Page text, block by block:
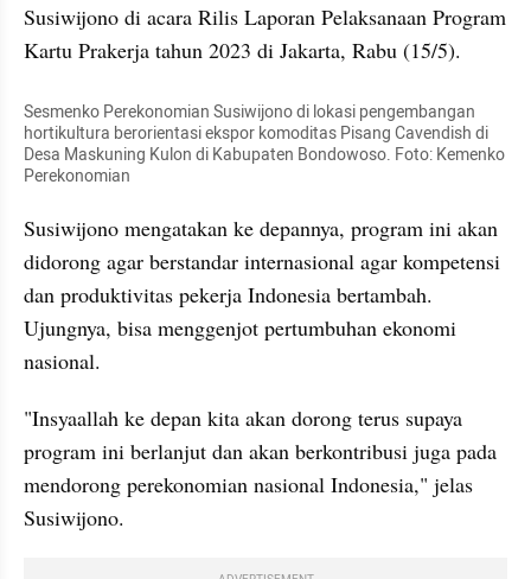
Susiwijono di acara Rilis Laporan Pelaksanaan Program
Kartu Prakerja tahun 2023 di Jakarta, Rabu (15/5).
Sesmenko Perekonomian Susiwijono di lokasi pengembangan
hortikultura berorientasi ekspor komoditas Pisang Cavendish di
Desa Maskuning Kulon di Kabupaten Bondowoso. Foto: Kemenko
Perekonomian
Susiwijono mengatakan ke depannya, program ini akan
didorong agar berstandar internasional agar kompetensi
dan produktivitas pekerja Indonesia bertambah.
Ujungnya, bisa menggenjot pertumbuhan ekonomi
nasional.
"Insyaallah ke depan kita akan dorong terus supaya
program ini berlanjut dan akan berkontribusi juga pada
mendorong perekonomian nasional Indonesia," jelas
Susiwijono.